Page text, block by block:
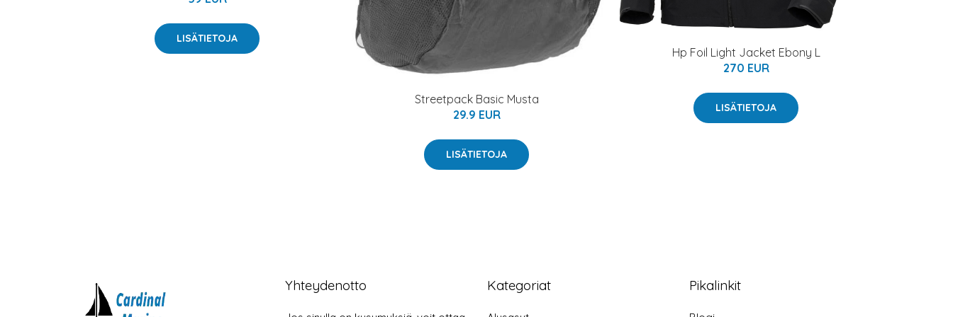
LISÄTIETOJA
Streetpack Basic Musta
29.9 EUR
LISÄTIETOJA
Hp Foil Light Jacket Ebony L
270 EUR
LISÄTIETOJA
Yhteydenotto Kategoriat Pikalinkit